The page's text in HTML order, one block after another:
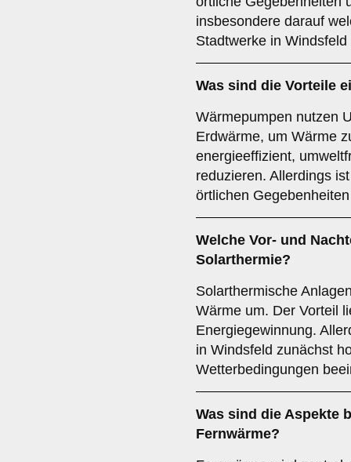
insbesondere darauf
Stadtwerke in
Was sind die Vorteile
Wärmepumpen nutzen
Erdwärme, um Wärme
energieeffizient,
reduzieren. Allerdings
örtlichen
Welche Vor- und
Solarthermie?
Solarthermische
Wärme um. Der Vorteil
Energiegewinnung.
in Windsfeld zunächst
Wetterbedingungen
Was sind die Aspekte
Fernwärme?